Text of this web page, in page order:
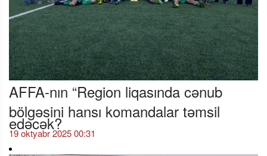
AFFA-nın “Region liqasında cənub
bölgəsini hansı komandalar təmsil
edəcək?
19 oktyabr 2025 00:31